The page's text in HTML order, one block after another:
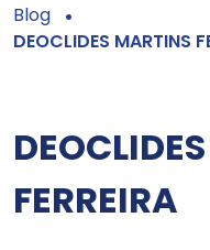
Blog
DEOCLIDES MARTINS
FERREIRA